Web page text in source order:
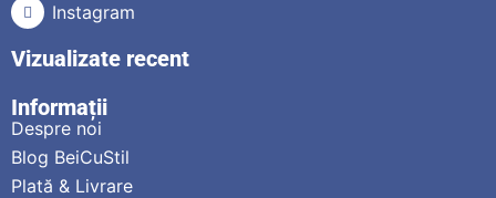
Instagram
Vizualizate recent
Informații
Despre noi
Blog BeiCuStil
Plată & Livrare